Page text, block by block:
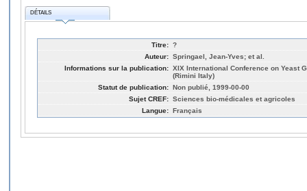
DÉTAILS
Titre: ?
Auteur: Springael, Jean-Yves; et al.
Informations sur la publication: XIX International Conference on Yeast
(Rimini Italy)
Statut de publication: Non publié, 1999-00-00
Sujet CREF: Sciences bio-médicales et agricoles
Langue: Français